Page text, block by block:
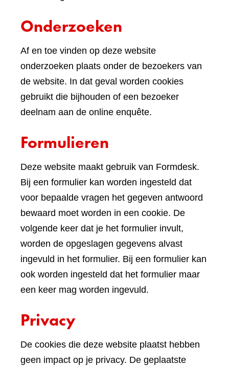
Onderzoeken
Af en toe vinden op deze website
onderzoeken plaats onder de bezoekers van
de website. In dat geval worden cookies
gebruikt die bijhouden of een bezoeker
deelnam aan de online enquête.
Formulieren
Deze website maakt gebruik van Formdesk.
Bij een formulier kan worden ingesteld dat
voor bepaalde vragen het gegeven antwoord
bewaard moet worden in een cookie. De
volgende keer dat je het formulier invult,
worden de opgeslagen gegevens alvast
ingevuld in het formulier. Bij een formulier kan
ook worden ingesteld dat het formulier maar
een keer mag worden ingevuld.
Privacy
De cookies die deze website plaatst hebben
geen impact op je privacy. De geplaatste